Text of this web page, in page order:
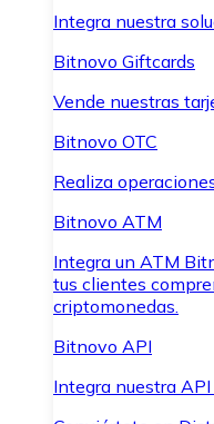
Integra nuestra
Bitnovo Giftcards
Vende nuestras
Bitnovo OTC
Realiza
Bitnovo ATM
Integra un ATM
tus clientes
criptomonedas.
Bitnovo API
Integra nuestra